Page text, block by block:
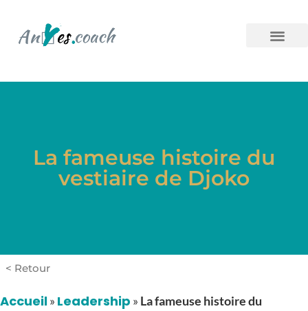
La fameuse histoire du
vestiaire de Djoko
< Retour
Accueil» Leadership » La fameuse histoire du